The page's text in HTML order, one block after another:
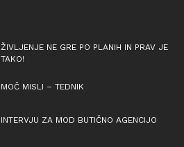
ŽIVLJENJE NE GRE PO PLANIH IN PRAV JE
TAKO!
MOČ MISLI – TEDNIK
INTERVJU ZA MOD BUTIČNO AGENCIJO